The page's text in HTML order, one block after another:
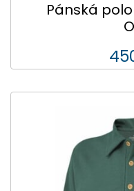
Pánská